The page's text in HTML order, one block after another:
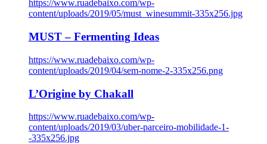
https://www.ruadebaixo.com/wp-
content/uploads/2019/05/must_winesummit-335x256.jpg
MUST – Fermenting Ideas
https://www.ruadebaixo.com/wp-
content/uploads/2019/04/sem-nome-2-335x256.png
L’Origine by Chakall
https://www.ruadebaixo.com/wp-
content/uploads/2019/03/uber-parceiro-mobilidade-1-
-335x256.jpg